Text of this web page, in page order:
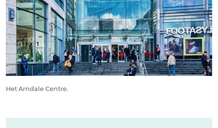
Het Arndale Centre.